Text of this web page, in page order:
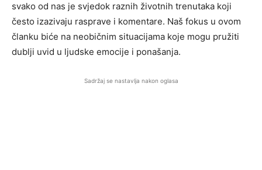
svako od nas je svjedok raznih životnih trenutaka koji
često izazivaju rasprave i komentare. Naš fokus u ovom
članku biće na neobičnim situacijama koje mogu pružiti
dublji uvid u ljudske emocije i ponašanja.
Sadržaj se nastavlja nakon oglasa